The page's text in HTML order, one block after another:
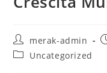
merak-admin
Uncategorized